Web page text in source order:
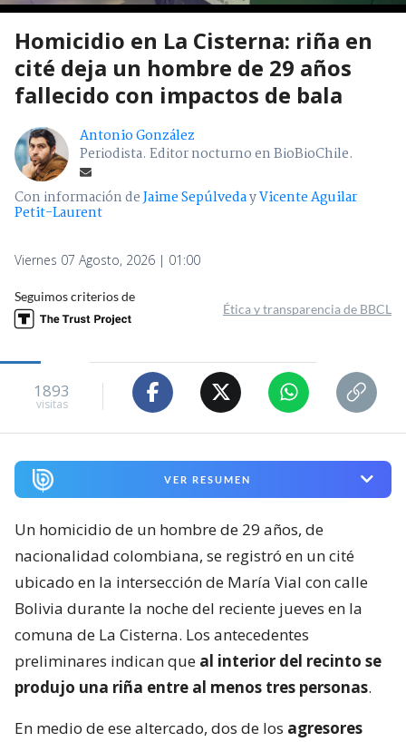
Homicidio en La Cisterna: riña en
cité deja un hombre de 29 años
fallecido con impactos de bala
Antonio González
Periodista. Editor nocturno en BioBioChile.
Con información deJaime SepúlvedayVicente Aguilar
Petit-Laurent
Viernes 07 Agosto, 2026 | 01:00
Seguimos criterios de
Ética y transparencia de BBCL
1893
visitas
VER RESUMEN
Un homicidio de un hombre de 29 años, de
nacionalidad colombiana, se registró en un cité
ubicado en la intersección de María Vial con calle
Bolivia durante la noche del reciente jueves en la
comuna de La Cisterna. Los antecedentes
preliminares indican que al interior del recinto se
produjo una riña entre al menos tres personas.
En medio de ese altercado, dos de los agresores